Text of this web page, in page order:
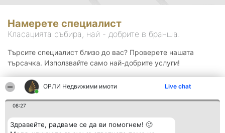
ОРЛИ Недвижими имоти Live chat
08:27
Здравейте, радваме се да ви помогнем! 🙂
Намерете специалист
Класацията събира, най - добрите в бранша.
Търсите специалист близо до вас? Проверете нашата
търсачка. Използвайте само най-добрите услуги!